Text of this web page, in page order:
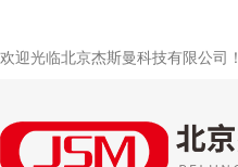
欢迎光临北京杰斯曼科技有限公司！